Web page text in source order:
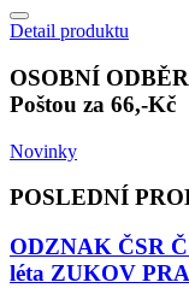
Detail produktu
OSOBNÍ
Poštou za 66,-Kč
Novinky
POSLEDNÍ
ODZNAK ČSR
léta ZUKOV